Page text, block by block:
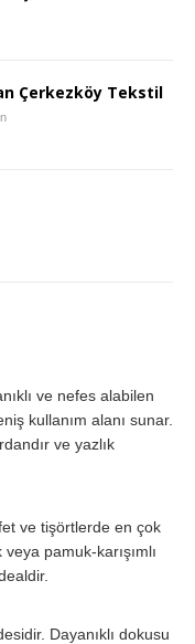
Çerkezköy Tekstil
ve nefes alabilen
kullanım alanı sunar.
ve yazlık
ve tişörtlerde en çok
pamuk-karışımlı
Dayanıklı dokusu